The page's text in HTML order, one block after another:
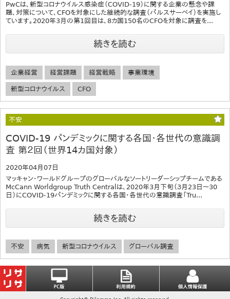
PwCは、新型コロナウイルス感染症（COVID-19）に関する企業の懸念や課
題、対策について、CFOを対象にした継続的な調査（パルスサーベイ）を実施し
ています。2020年3月の第1回目は、8カ国150名のCFOを対象に調査を...
続きを読む
企業経営 経営課題 経営戦略 事業環境
新型コロナウイルス CFO
不安
COVID-19 パンデミックに関する各国・各世代の意識調
査 第２回（世界14カ国対象）
2020年04月07日
マッキャン・ワールドグループのグローバルなソートリーダーシップチームである
McCann Worldgroup Truth Centralは、2020年3月下旬（３月23日〜30
日）にCOVID-19パンデミックに関する各国・各世代の意識調査「Tru...
続きを読む
不安 病気 新型コロナウイルス グローバル調査